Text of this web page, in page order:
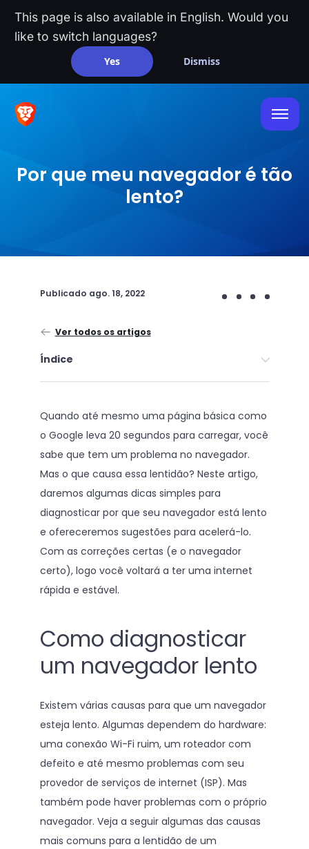
This page is also available in English. Would you
like to switch languages?
Yes Dismiss
Por que meu navegador é tão
lento?
Publicado ago. 18, 2022
Ver todos os artigos
Índice
Quando até mesmo uma página básica como
o Google leva 20 segundos para carregar, você
sabe que tem um problema no navegador.
Mas o que causa essa lentidão? Neste artigo,
daremos algumas dicas simples para
diagnosticar por que seu navegador está lento
e ofereceremos sugestões para acelerá-lo.
Com as correções certas (e o navegador
certo), logo você voltará a ter uma internet
rápida e estável.
Como diagnosticar
um navegador lento
Existem várias causas para que um navegador
esteja lento. Algumas dependem do hardware:
uma conexão Wi-Fi ruim, um roteador com
defeito e até mesmo problemas com seu
provedor de serviços de internet (ISP). Mas
também pode haver problemas com o próprio
navegador. Veja a seguir algumas das causas
mais comuns para a lentidão de um